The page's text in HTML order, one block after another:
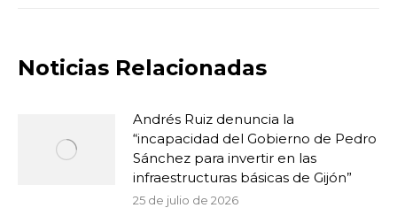
Noticias Relacionadas
Andrés Ruiz denuncia la
“incapacidad del Gobierno de Pedro
Sánchez para invertir en las
infraestructuras básicas de Gijón”
25 de julio de 2026